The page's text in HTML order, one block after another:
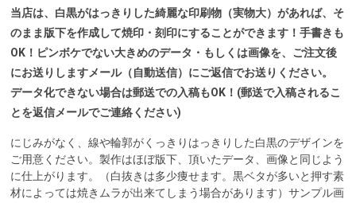
当店は、白黒がはっきりした綺麗な印刷物（実物大）があれば、そ
のまま版下を作成して焼印・刻印にすることができます！手書きも
OK！ピンボケでない大きめのデータ・もしくは画像を、ご注文後
にお送りしますメール（自動送信）にご返信でお送りください。
データ化できない場合は郵送での入稿もOK！(郵送で入稿されるこ
とを返信メールでご連絡ください)
にじみがなく、線や輪郭がくっきりはっきりした白黒のデザインを
ご用意ください。製作はほぼ版下、頂いたデータ、画像と同じよう
に仕上がります。（白抜きは多少痩せます。黒ベタが多いと押す素
材によっては焼きムラが出来てしまう場合があります）サンプル画